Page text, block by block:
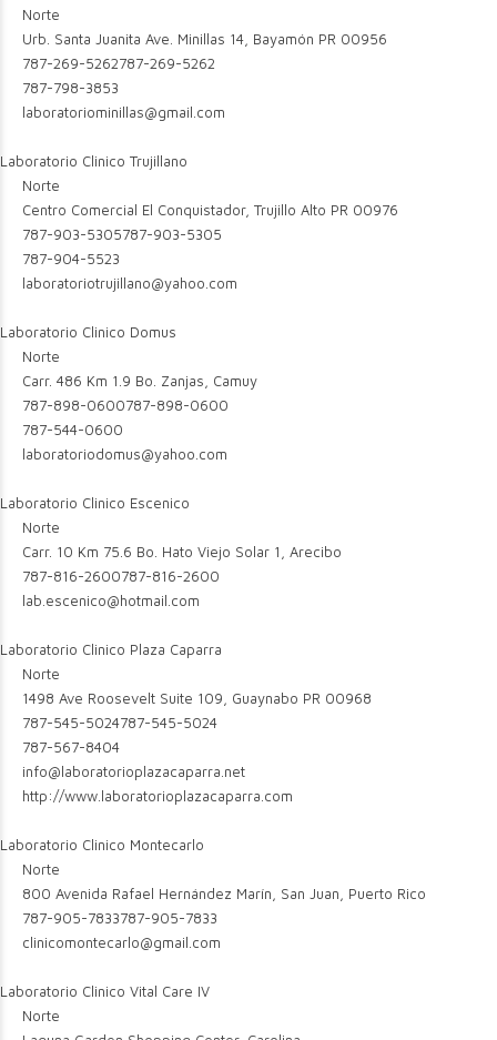
Norte
Urb. Santa Juanita Ave. Minillas 14, Bayamón PR 00956
787-269-5262787-269-5262
787-798-3853
laboratoriominillas@gmail.com
Laboratorio Clinico Trujillano
Norte
Centro Comercial El Conquistador, Trujillo Alto PR 00976
787-903-5305787-903-5305
787-904-5523
laboratoriotrujillano@yahoo.com
Laboratorio Clinico Domus
Norte
Carr. 486 Km 1.9 Bo. Zanjas, Camuy
787-898-0600787-898-0600
787-544-0600
laboratoriodomus@yahoo.com
Laboratorio Clinico Escenico
Norte
Carr. 10 Km 75.6 Bo. Hato Viejo Solar 1, Arecibo
787-816-2600787-816-2600
lab.escenico@hotmail.com
Laboratorio Clinico Plaza Caparra
Norte
1498 Ave Roosevelt Suite 109, Guaynabo PR 00968
787-545-5024787-545-5024
787-567-8404
info@laboratorioplazacaparra.net
http://www.laboratorioplazacaparra.com
Laboratorio Clinico Montecarlo
Norte
800 Avenida Rafael Hernández Marín, San Juan, Puerto Rico
787-905-7833787-905-7833
clinicomontecarlo@gmail.com
Laboratorio Clinico Vital Care IV
Norte